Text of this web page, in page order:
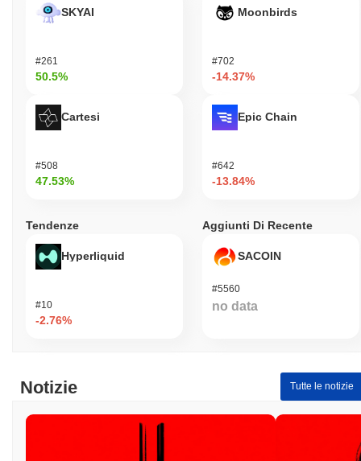
SKYAI
#261
50.5%
Cartesi
#508
47.53%
Moonbirds
#702
-14.37%
Epic Chain
#642
-13.84%
Tendenze
Hyperliquid
#10
-2.76%
Aggiunti Di Recente
SACOIN
#5560
no data
Notizie Tutte le notizie